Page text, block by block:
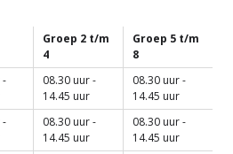
Groep 2 t/m
4
Groep 5 t/m
8
-
08.30 uur -
14.45 uur
08.30 uur -
14.45 uur
-
08.30 uur -
14.45 uur
08.30 uur -
14.45 uur